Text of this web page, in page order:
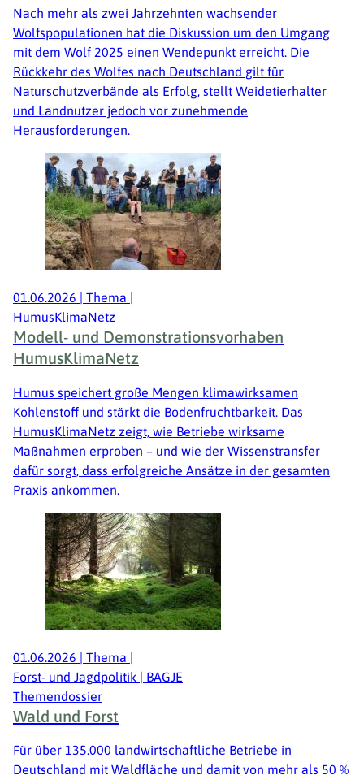
Nach mehr als zwei Jahrzehnten wachsender
Wolfspopulationen hat die Diskussion um den Umgang
mit dem Wolf 2025 einen Wendepunkt erreicht. Die
Rückkehr des Wolfes nach Deutschland gilt für
Naturschutzverbände als Erfolg, stellt Weidetierhalter
und Landnutzer jedoch vor zunehmende
Herausforderungen.
01.06.2026 | Thema |
HumusKlimaNetz
Modell- und Demonstrationsvorhaben
HumusKlimaNetz
Humus speichert große Mengen klimawirksamen
Kohlenstoff und stärkt die Bodenfruchtbarkeit. Das
HumusKlimaNetz zeigt, wie Betriebe wirksame
Maßnahmen erproben – und wie der Wissenstransfer
dafür sorgt, dass erfolgreiche Ansätze in der gesamten
Praxis ankommen.
01.06.2026 | Thema |
Forst- und Jagdpolitik | BAGJE
Themendossier
Wald und Forst
Für über 135.000 landwirtschaftliche Betriebe in
Deutschland mit Waldfläche und damit von mehr als 50 %